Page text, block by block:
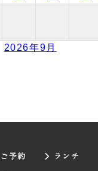
2026年9月
ご予約
ランチ